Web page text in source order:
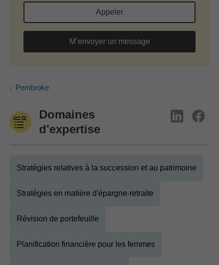
Appeler
M’envoyer un message
Pembroke
Domaines
d'expertise
Stratégies relatives à la succession et au patrimoine
Stratégies en matière d'épargne-retraite
Révision de portefeuille
Planification financière pour les femmes